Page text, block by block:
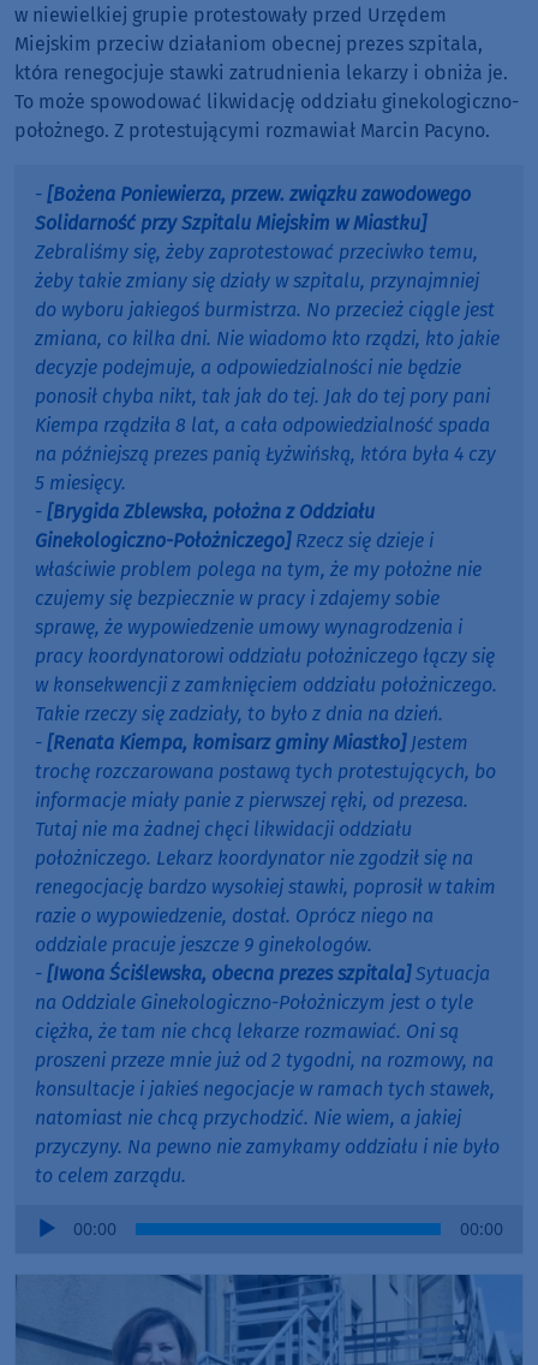
w niewielkiej grupie protestowały przed Urzędem
Miejskim przeciw działaniom obecnej prezes szpitala,
która renegocjuje stawki zatrudnienia lekarzy i obniża je.
To może spowodować likwidację oddziału ginekologiczno-
położnego. Z protestującymi rozmawiał Marcin Pacyno.
- [Bożena Poniewierza, przew. związku zawodowego
Solidarność przy Szpitalu Miejskim w Miastku]
Zebraliśmy się, żeby zaprotestować przeciwko temu,
żeby takie zmiany się działy w szpitalu, przynajmniej
do wyboru jakiegoś burmistrza. No przecież ciągle jest
zmiana, co kilka dni. Nie wiadomo kto rządzi, kto jakie
decyzje podejmuje, a odpowiedzialności nie będzie
ponosił chyba nikt, tak jak do tej. Jak do tej pory pani
Kiempa rządziła 8 lat, a cała odpowiedzialność spada
na późniejszą prezes panią Łyżwińską, która była 4 czy
5 miesięcy.
- [Brygida Zblewska, położna z Oddziału
Ginekologiczno-Położniczego]Rzecz się dzieje i
właściwie problem polega na tym, że my położne nie
czujemy się bezpiecznie w pracy i zdajemy sobie
sprawę, że wypowiedzenie umowy wynagrodzenia i
pracy koordynatorowi oddziału położniczego łączy się
w konsekwencji z zamknięciem oddziału położniczego.
Takie rzeczy się zadziały, to było z dnia na dzień.
- [Renata Kiempa, komisarz gminy Miastko]Jestem
trochę rozczarowana postawą tych protestujących, bo
informacje miały panie z pierwszej ręki, od prezesa.
Tutaj nie ma żadnej chęci likwidacji oddziału
położniczego. Lekarz koordynator nie zgodził się na
renegocjację bardzo wysokiej stawki, poprosił w takim
razie o wypowiedzenie, dostał. Oprócz niego na
oddziale pracuje jeszcze 9 ginekologów.
- [Iwona Ściślewska, obecna prezes szpitala]Sytuacja
na Oddziale Ginekologiczno-Położniczym jest o tyle
ciężka, że tam nie chcą lekarze rozmawiać. Oni są
proszeni przeze mnie już od 2 tygodni, na rozmowy, na
konsultacje i jakieś negocjacje w ramach tych stawek,
natomiast nie chcą przychodzić. Nie wiem, a jakiej
przyczyny. Na pewno nie zamykamy oddziału i nie było
to celem zarządu.
Audio
00:00 00:00